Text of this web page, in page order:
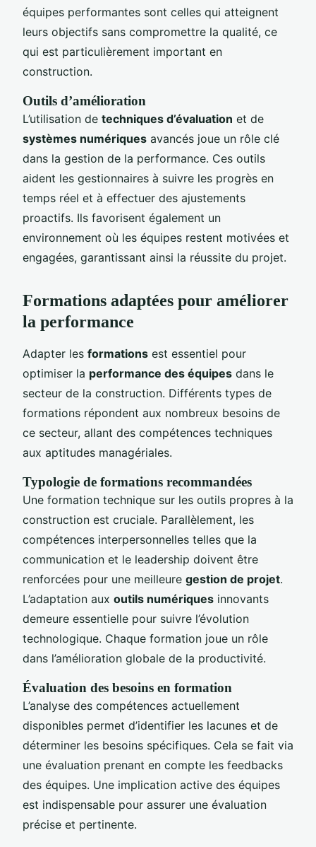
équipes performantes sont celles qui atteignent
leurs objectifs sans compromettre la qualité, ce
qui est particulièrement important en
construction.
Outils d’amélioration
L’utilisation de techniques d’évaluation et de
systèmes numériques avancés joue un rôle clé
dans la gestion de la performance. Ces outils
aident les gestionnaires à suivre les progrès en
temps réel et à effectuer des ajustements
proactifs. Ils favorisent également un
environnement où les équipes restent motivées et
engagées, garantissant ainsi la réussite du projet.
Formations adaptées pour améliorer
la performance
Adapter les formations est essentiel pour
optimiser la performance des équipes dans le
secteur de la construction. Différents types de
formations répondent aux nombreux besoins de
ce secteur, allant des compétences techniques
aux aptitudes managériales.
Typologie de formations recommandées
Une formation technique sur les outils propres à la
construction est cruciale. Parallèlement, les
compétences interpersonnelles telles que la
communication et le leadership doivent être
renforcées pour une meilleure gestion de projet.
L’adaptation aux outils numériques innovants
demeure essentielle pour suivre l’évolution
technologique. Chaque formation joue un rôle
dans l’amélioration globale de la productivité.
Évaluation des besoins en formation
L’analyse des compétences actuellement
disponibles permet d’identifier les lacunes et de
déterminer les besoins spécifiques. Cela se fait via
une évaluation prenant en compte les feedbacks
des équipes. Une implication active des équipes
est indispensable pour assurer une évaluation
précise et pertinente.